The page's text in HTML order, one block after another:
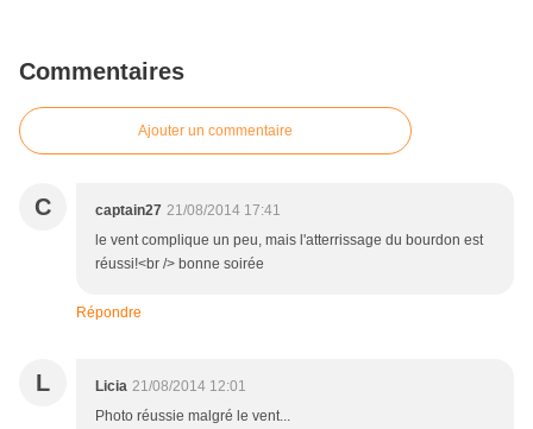
Commentaires
Ajouter un commentaire
C captain27 21/08/2014 17:41
le vent complique un peu, mais l'atterrissage du bourdon est
réussi!<br /> bonne soirée
Répondre
L Licia 21/08/2014 12:01
Photo réussie malgré le vent...